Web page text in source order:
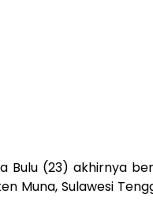
Bulu (23) akhirnya
Muna, Sulawesi